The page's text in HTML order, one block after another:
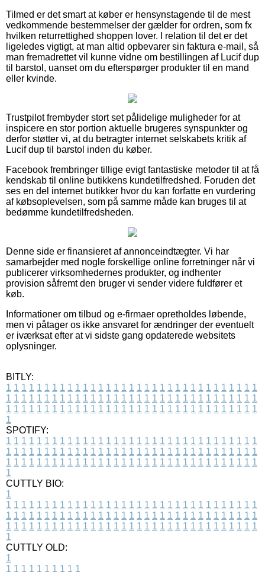
Tilmed er det smart at køber er hensynstagende til de mest
vedkommende bestemmelser der gælder for ordren, som fx
hvilken returrettighed shoppen lover. I relation til det er det
ligeledes vigtigt, at man altid opbevarer sin faktura e-mail, så
man fremadrettet vil kunne vidne om bestillingen af Lucif dup
til barstol, uanset om du efterspørger produkter til en mand
eller kvinde.
Trustpilot frembyder stort set pålidelige muligheder for at
inspicere en stor portion aktuelle brugeres synspunkter og
derfor støtter vi, at du betragter internet selskabets kritik af
Lucif dup til barstol inden du køber.
Facebook frembringer tillige evigt fantastiske metoder til at få
kendskab til online butikkens kundetilfredshed. Foruden det
ses en del internet butikker hvor du kan forfatte en vurdering
af købsoplevelsen, som på samme måde kan bruges til at
bedømme kundetilfredsheden.
Denne side er finansieret af annonceindtægter. Vi har
samarbejder med nogle forskellige online forretninger når vi
publicerer virksomhedernes produkter, og indhenter
provision såfremt den bruger vi sender videre fuldfører et
køb.
Informationer om tilbud og e-firmaer opretholdes løbende,
men vi påtager os ikke ansvaret for ændringer der eventuelt
er iværksat efter at vi sidste gang opdaterede websitets
oplysninger.
BITLY:
1 1 1 1 1 1 1 1 1 1 1 1 1 1 1 1 1 1 1 1 1 1 1 1 1 1 1 1 1 1 1 1 1
1 1 1 1 1 1 1 1 1 1 1 1 1 1 1 1 1 1 1 1 1 1 1 1 1 1 1 1 1 1 1 1 1
1 1 1 1 1 1 1 1 1 1 1 1 1 1 1 1 1 1 1 1 1 1 1 1 1 1 1 1 1 1 1 1 1
1
SPOTIFY:
1 1 1 1 1 1 1 1 1 1 1 1 1 1 1 1 1 1 1 1 1 1 1 1 1 1 1 1 1 1 1 1 1
1 1 1 1 1 1 1 1 1 1 1 1 1 1 1 1 1 1 1 1 1 1 1 1 1 1 1 1 1 1 1 1 1
1 1 1 1 1 1 1 1 1 1 1 1 1 1 1 1 1 1 1 1 1 1 1 1 1 1 1 1 1 1 1 1 1
1
CUTTLY BIO:
1
1 1 1 1 1 1 1 1 1 1 1 1 1 1 1 1 1 1 1 1 1 1 1 1 1 1 1 1 1 1 1 1 1
1 1 1 1 1 1 1 1 1 1 1 1 1 1 1 1 1 1 1 1 1 1 1 1 1 1 1 1 1 1 1 1 1
1 1 1 1 1 1 1 1 1 1 1 1 1 1 1 1 1 1 1 1 1 1 1 1 1 1 1 1 1 1 1 1 1
1
CUTTLY OLD:
1
1 1 1 1 1 1 1 1 1 1